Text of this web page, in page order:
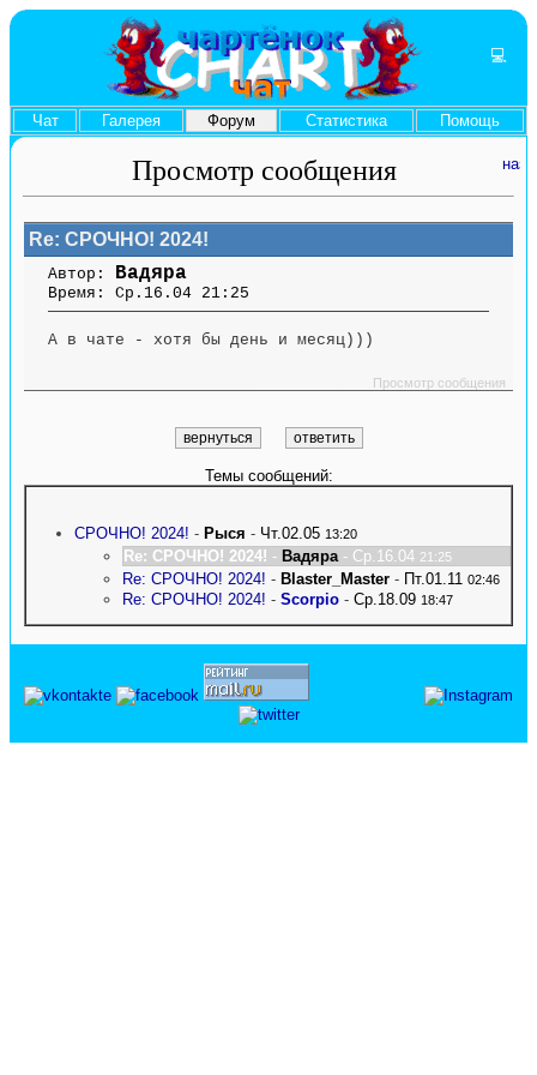
💻
Чат Галерея Форум Статистика Помощь
Просмотр сообщения
Re: СРОЧНО! 2024!
Автор: Вадяра
Время: Ср.16.04 21:25
А в чате - хотя бы день и месяц)))
Просмотр сообщения
Темы сообщений:
СРОЧНО! 2024! - Рыся - Чт.02.05 13:20
Re: СРОЧНО! 2024! - Вадяра - Ср.16.04 21:25
Re: СРОЧНО! 2024! - Blaster_Master - Пт.01.11 02:46
Re: СРОЧНО! 2024! - Scorpio - Ср.18.09 18:47